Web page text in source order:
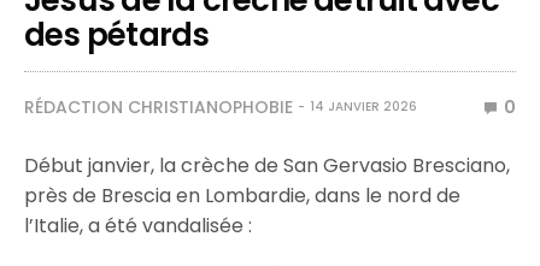
des pétards
RÉDACTION CHRISTIANOPHOBIE 14 JANVIER 2026 0
Début janvier, la crèche de San Gervasio Bresciano,
près de Brescia en Lombardie, dans le nord de
l’Italie, a été vandalisée :